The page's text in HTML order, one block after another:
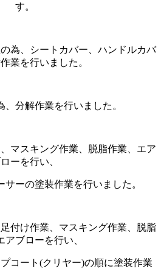
す。
為、シートカバー、ハンドルカバ
業を行いました。
、分解作業を行いました。
マスキング作業、脱脂作業、エア
ーを行い、
ーの塗装作業を行いました。
付け作業、マスキング作業、脱脂
アブローを行い、
コート(クリヤー)の順に塗装作業